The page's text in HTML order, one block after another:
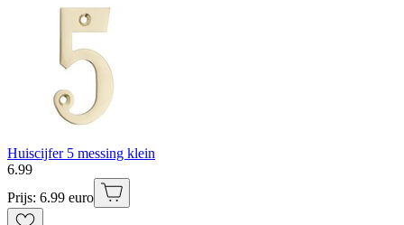
Huiscijfer 5 messing klein
6.99
Prijs: 6.99 euro